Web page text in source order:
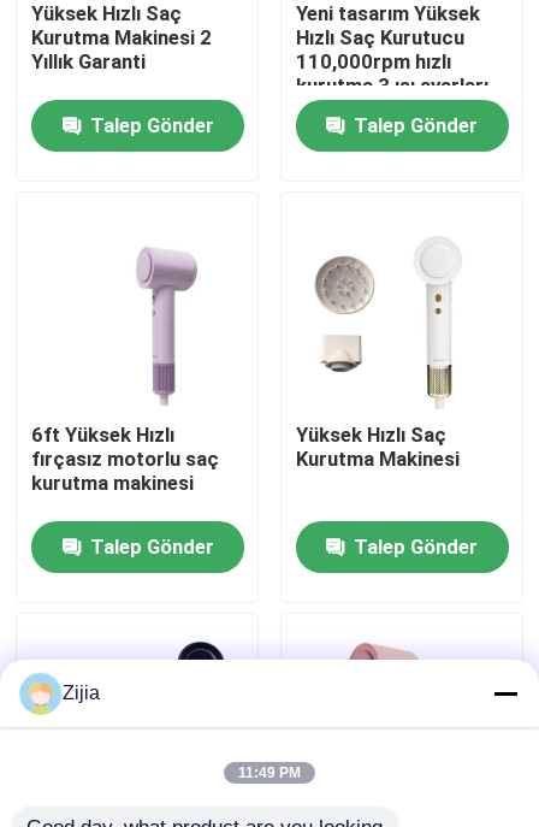
Ev
Fabrika turu
Bir teklif isteği
DC Fırçasız Motor
Yüksek Hızlı Saç
Kurutma Makinesi 2
Yıllık Garanti
Talep Gönder
Yeni tasarım Yüksek
Hızlı Saç Kurutucu
110,000rpm hızlı
kurutma 3 ısı ayarları
ile
Talep Gönder
6ft Yüksek Hızlı
fırçasız motorlu saç
kurutma makinesi
Talep Gönder
Yüksek Hızlı Saç
Kurutma Makinesi
Talep Gönder
Zijia
11:49 PM